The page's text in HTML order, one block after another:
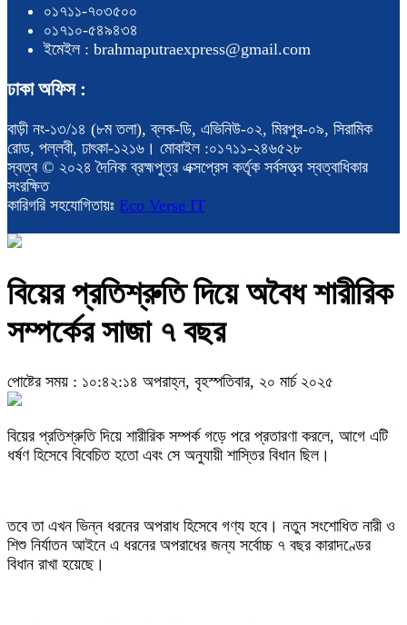
০১৭১১-৭০৩৫০০
০১৭১০-৫৪৯৪৩৪
ইমেইল : brahmaputraexpress@gmail.com
ঢাকা অফিস :
বাড়ী নং-১৩/১৪ (৮ম তলা), ব্লক-ডি, এভিনিউ-০২, মিরপুর-০৯, সিরামিক
রোড, পল্লবী, ঢাৎকা-১২১৬। মোবাইল :০১৭১১-২৪৬৫২৮
স্বত্ব © ২০২৪ দৈনিক ব্রহ্মপুত্র এক্সপ্রেস কর্তৃক সর্বসত্ত্ব স্বত্বাধিকার
সংরক্ষিত
কারিগরি সহযোগিতায়ঃ Eco Verse IT
বিয়ের প্রতিশ্রুতি দিয়ে অবৈধ শারীরিক
সম্পর্কের সাজা ৭ বছর
পোষ্টের সময় : ১০:৪২:১৪ অপরাহ্ন, বৃহস্পতিবার, ২০ মার্চ ২০২৫
বিয়ের প্রতিশ্রুতি দিয়ে শারীরিক সম্পর্ক গড়ে পরে প্রতারণা করলে, আগে এটি
ধর্ষণ হিসেবে বিবেচিত হতো এবং সে অনুযায়ী শাস্তির বিধান ছিল।
তবে তা এখন ভিন্ন ধরনের অপরাধ হিসেবে গণ্য হবে। নতুন সংশোধিত নারী ও
শিশু নির্যাতন আইনে এ ধরনের অপরাধের জন্য সর্বোচ্চ ৭ বছর কারাদণ্ডের
বিধান রাখা হয়েছে।